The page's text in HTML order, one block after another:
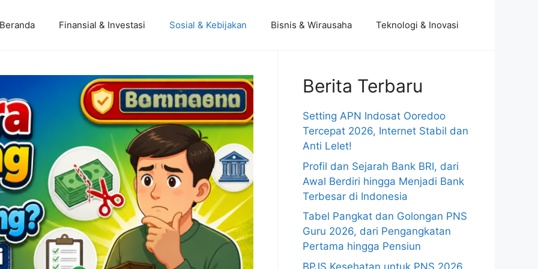
Beranda Finansial & Investasi Sosial & Kebijakan Bisnis & Wirausaha Teknologi & Inovasi
Berita Terbaru
Setting APN Indosat Ooredoo
Tercepat 2026, Internet Stabil dan
Anti Lelet!
Profil dan Sejarah Bank BRI, dari
Awal Berdiri hingga Menjadi Bank
Terbesar di Indonesia
Tabel Pangkat dan Golongan PNS
Guru 2026, dari Pengangkatan
Pertama hingga Pensiun
BPJS Kesehatan untuk PNS 2026,